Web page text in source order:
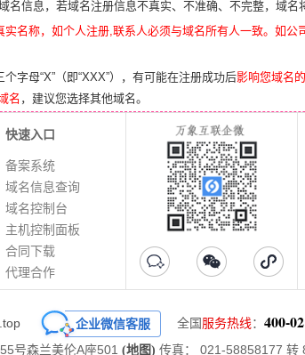
名信息，若域名注册信息不真实、不准确、不完整，域名
名称，如个人注册,联系人必须与域名所有人一致。如公
字母“X”（即“XXX”），有可能在注册成功后影响您域名
名 ，建议您选择其他域名。
快速入口
备案系统
域名信息查询
域名控制台
主机控制面板
合同下载
代理合作
企业微信客服 全国服务热线： 400-
号森兰美伦A座501 (地图) 传真： 021-58858177 转